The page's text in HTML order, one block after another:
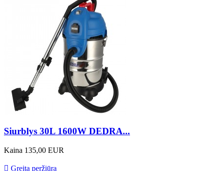
Siurblys 30L 1600W DEDRA...
Kaina 135,00 EUR
 Greita peržiūra